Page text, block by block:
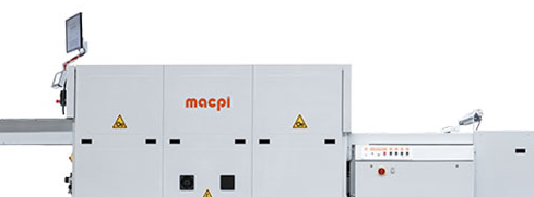
et avantages
par les caractéristiques suivantes :
;